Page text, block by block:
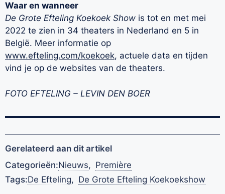
Waar en wanneer
De Grote Efteling Koekoek Show is tot en met mei
2022 te zien in 34 theaters in Nederland en 5 in
België. Meer informatie op
www.efteling.com/koekoek, actuele data en tijden
vind je op de websites van de theaters.
FOTO EFTELING – LEVIN DEN BOER
Gerelateerd aan dit artikel
Categorieën:Nieuws, Première
Tags:De Efteling, De Grote Efteling Koekoekshow